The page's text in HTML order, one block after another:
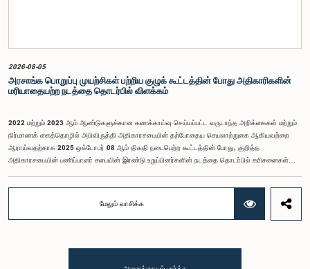
2026-08-05
அரசாங்க பொறுப்பு முயற்சிகள் பற்றிய குழுக் கூட்டத்தின் போது அதிகாரிகளின்
மரியாதையற்ற நடத்தை தொடர்பில் விளக்கம்
2022 மற்றும் 2023 ஆம் ஆண்டுகளுக்கான கணக்காய்வு செய்யப்பட்ட வருடாந்த அறிக்கைகள் மற்றும்
நிர்மாணக் கைத்தொழில் அபிவிருத்தி அதிகாரசபையின் தற்போதைய செயலாற்றுகை ஆகியவற்றை
ஆராய்வதற்காக 2025 ஒக்டோபர் 08 ஆம் திகதி நடைபெற்ற கூட்டத்தின் போது, குறித்த
அதிகாரசபையின் பணிப்பாளர் சபையின் இரண்டு உறுப்பினர்களின் நடத்தை தொடர்பில் கரிசனைகள்
இக்கூட்டத்தில் கலந்துகொண்டார் என்பதைக் குழு அவதானித்தது. மேலும், தாபிக்கப்பட்ட பாராளுமன்ற
நடைமுறை மற்றும் ஒழுங்குமுறைகளுக்கு முரணான வகையில், தவிசாளரின் முன் அனுமதியைப்
தொடர்ந்து, அரசாங்க பொறுப்பு முயற்சிகள் பற்றிய குழுவின் கௌரவ தவிசாளரினால் எழுப்பப்பட்ட
மேலும் வாசிக்க